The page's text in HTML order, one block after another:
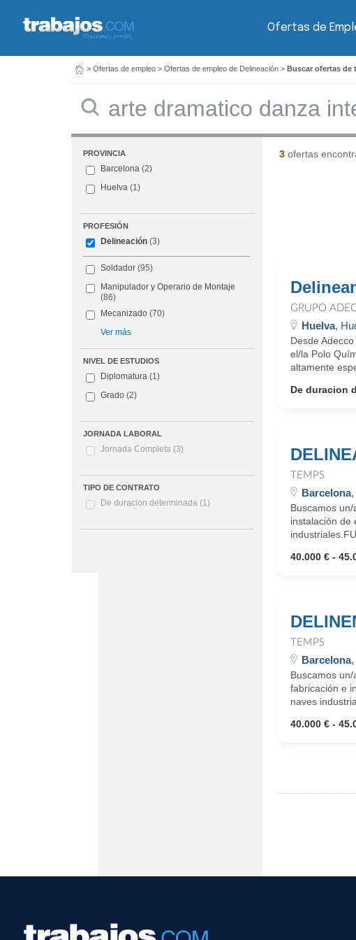
Ofertas de
> Ofertas de empleo > Ofertas de empleo de Delineación > Buscar ofertas de
PROVINCIA
Barcelona (2)
Huelva (1)
PROFESIÓN
Delineación (3)
Soldador (95)
Manipulador y Operario de Montaje
(86)
Mecanizado (70)
Ver más
NIVEL DE ESTUDIOS
Diplomatura (1)
Grado (2)
JORNADA LABORAL
Jornada Completa (3)
TIPO DE CONTRATO
De duracion determinada (1)
3ofertas
GRUPO
Huelva,
Desde
el/la Polo
altamente
De duracion
TEMPS
Barcelona,
Buscamos
instalación de
40.000 € -
TEMPS
Barcelona,
Buscamos
fabricación e
naves
40.000 € -